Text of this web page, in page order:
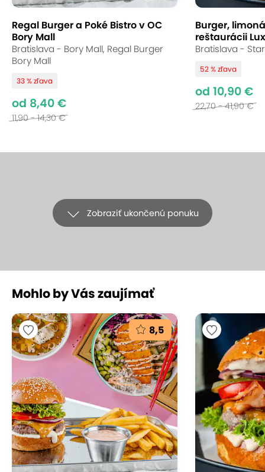
Regal Burger a Poké Bistro v OC
Bory Mall
Bratislava - Bory Mall, Regal Burger
Bory Mall
33 % zľava
od 8,40 €
11,90 - 14,30 €
Burger,
reštaurácii
Bratislava -
52 % zľava
od 10,90 €
22,70 - 41,90 €
Zobraziť ukončenú ponuku
+15
Gurmánska trojchodová večera
pre dvoch v ikonickej reštaurácii
Leberfinger
Leberfinger, Bratislava - Petržalka (mapa)
9.2Vynikajúce hodnotenie
Doprajte si nezabudnuteľný večer plný chutí a
elegancie v jednej z najznámejších bratislavských
reštaurácií – Leberfinger. Čaká vás trojchodové
menu pre dvoch s prípitkom, ktoré spája slovenskú
Mohlo by Vás zaujímať
8,5